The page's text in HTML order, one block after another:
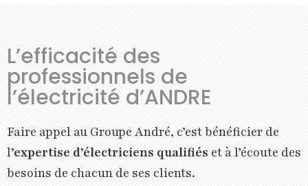
L’efficacité des
professionnels de
l’électricité d’ANDRE
Faire appel au Groupe André, c’est bénéficier de
l’expertise d’électriciens qualifiéset à l’écoute des
besoins de chacun de ses clients.